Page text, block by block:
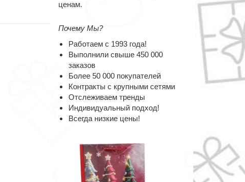
ценам.
Почему Мы?
Работаем с 1993 года!
Выполнили свыше 450 000
заказов
Более 50 000 покупателей
Контракты с крупными сетями
Отслеживаем тренды
Индивидуальный подход!
Всегда низкие цены!